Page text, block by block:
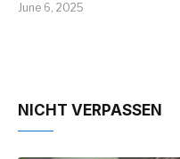
June 6, 2025
NICHT VERPASSEN